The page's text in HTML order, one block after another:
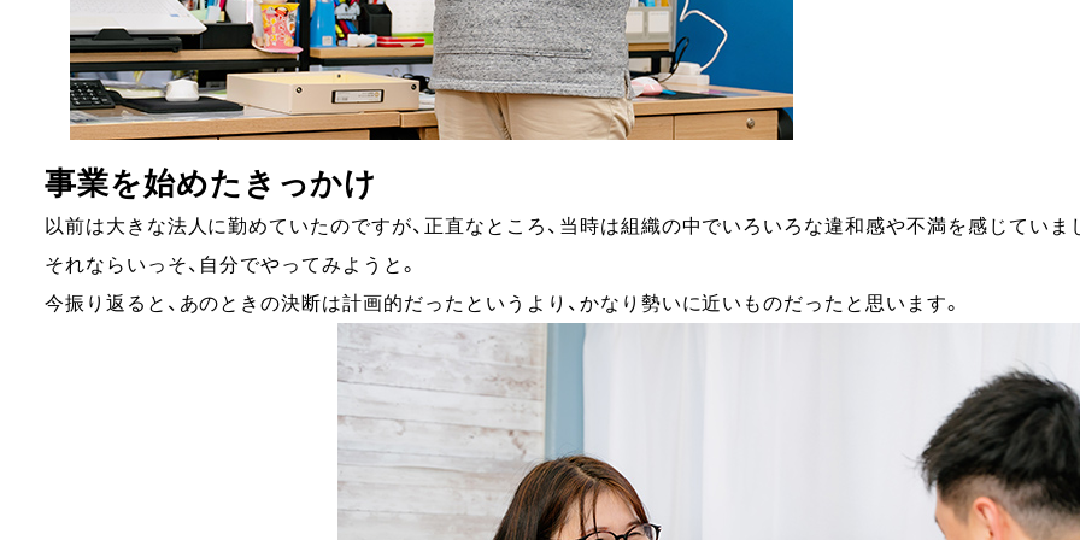
事業を始めたきっかけ
以前は大きな法人に勤めていたのですが、正直なところ、当時は組織の中でいろいろな違和感や不満を感じていま
それならいっそ、自分でやってみようと。
今振り返ると、あのときの決断は計画的だったというより、かなり勢いに近いものだったと思います。